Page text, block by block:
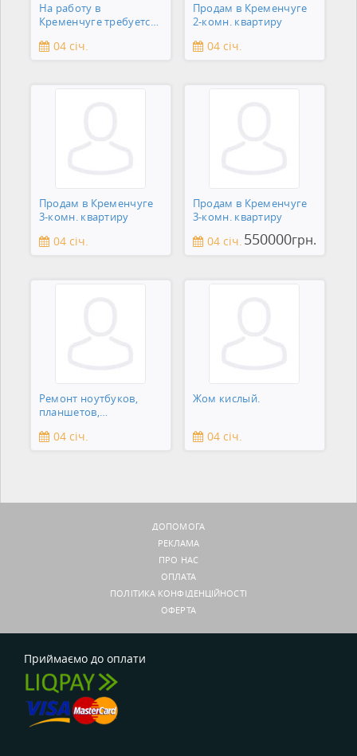
На работу в
Кременчуге требуется
04 січ.
Продам в Кременчуге
2-комн. квартиру
04 січ.
Продам в Кременчуге
3-комн. квартиру
04 січ.
Продам в Кременчуге
3-комн. квартиру
04 січ. 550000грн.
Ремонт ноутбуков,
планшетов,
зеркальны
04 січ.
Жом кислый.
04 січ.
ДОПОМОГА
РЕКЛАМА
ПРО НАС
ОПЛАТА
ПОЛІТИКА КОНФІДЕНЦІЙНОСТІ
ОФЕРТА
Приймаємо до оплати